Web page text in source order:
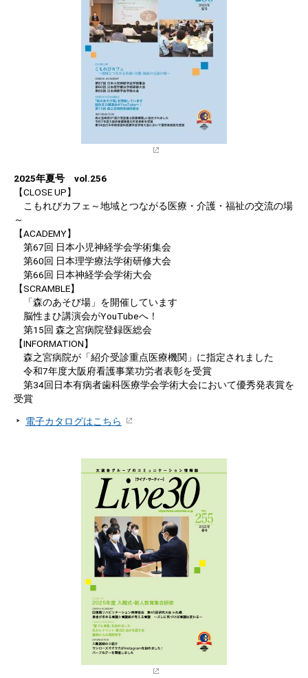
2025年夏号 vol.256
【CLOSE UP】
こもれびカフェ～地域とつながる医療・介護・福祉の交流の場
～
【ACADEMY】
第67回 日本小児神経学会学術集会
第60回 日本理学療法学術研修大会
第66回 日本神経学会学術大会
【SCRAMBLE】
「森のあそび場」を開催しています
脳性まひ講演会がYouTubeへ！
第15回 森之宮病院登録医総会
【INFORMATION】
森之宮病院が「紹介受診重点医療機関」に指定されました
令和7年度大阪府看護事業功労者表彰を受賞
第34回日本有病者歯科医療学会学術大会において優秀発表賞を
受賞
電子カタログはこちら